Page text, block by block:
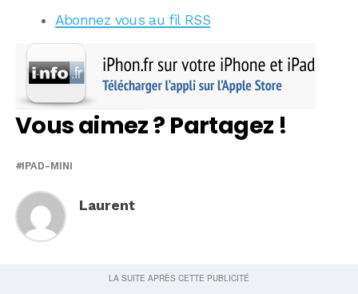
Abonnez vous au fil RSS
Vous aimez ? Partagez !
IPAD-MINI
Laurent